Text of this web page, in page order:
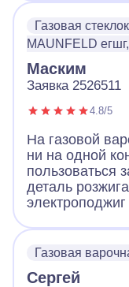
Газовая
MAUNFELD
Маским
Заявка 2526511
4.8/5
На газовой
ни на одной
пользоваться
деталь
электроподжиг
Газовая
Сергей